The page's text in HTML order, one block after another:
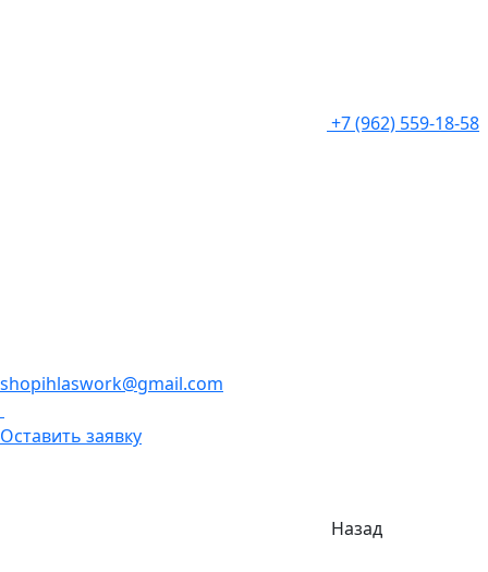
+7 (962) 559-18-58
shopihlaswork@gmail.com
Оставить заявку
Назад